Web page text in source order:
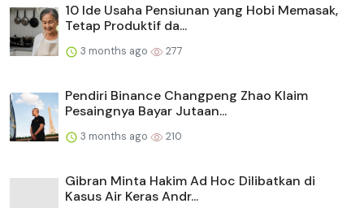
10 Ide Usaha Pensiunan yang Hobi Memasak,
Tetap Produktif da...
3 months ago 277
Pendiri Binance Changpeng Zhao Klaim
Pesaingnya Bayar Jutaan...
3 months ago 210
Gibran Minta Hakim Ad Hoc Dilibatkan di
Kasus Air Keras Andr...